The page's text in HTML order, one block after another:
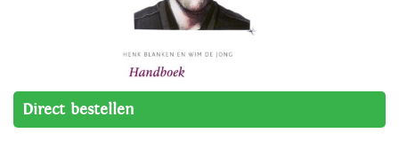
Direct bestellen